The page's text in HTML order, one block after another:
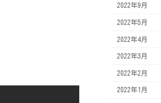
2022年9月
2022年5月
2022年4月
2022年3月
2022年2月
2022年1月